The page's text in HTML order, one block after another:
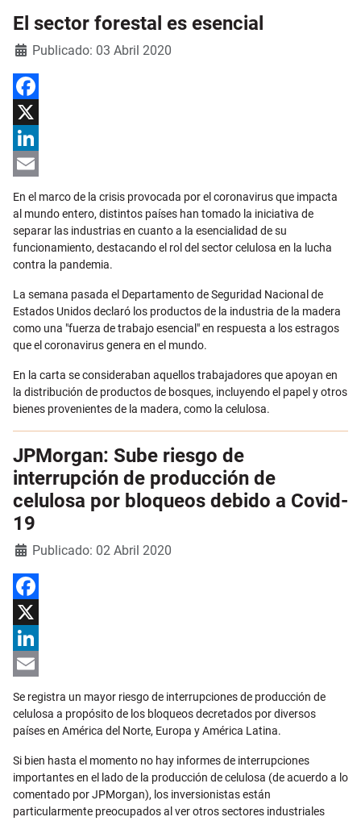
El sector forestal es esencial
DetallesPublicado: 03 Abril 2020
Facebook
X
LinkedIn
Email
En el marco de la crisis provocada por el coronavirus que impacta
al mundo entero, distintos países han tomado la iniciativa de
separar las industrias en cuanto a la esencialidad de su
funcionamiento, destacando el rol del sector celulosa en la lucha
contra la pandemia.
La semana pasada el Departamento de Seguridad Nacional de
Estados Unidos declaró los productos de la industria de la madera
como una "fuerza de trabajo esencial" en respuesta a los estragos
que el coronavirus genera en el mundo.
En la carta se consideraban aquellos trabajadores que apoyan en
la distribución de productos de bosques, incluyendo el papel y otros
bienes provenientes de la madera, como la celulosa.
JPMorgan: Sube riesgo de
interrupción de producción de
celulosa por bloqueos debido a Covid-
19
DetallesPublicado: 02 Abril 2020
Facebook
X
LinkedIn
Se registra un mayor riesgo de interrupciones de producción de
celulosa a propósito de los bloqueos decretados por diversos
países en América del Norte, Europa y América Latina.
Si bien hasta el momento no hay informes de interrupciones
importantes en el lado de la producción de celulosa (de acuerdo a lo
comentado por JPMorgan), los inversionistas están
particularmente preocupados al ver otros sectores industriales